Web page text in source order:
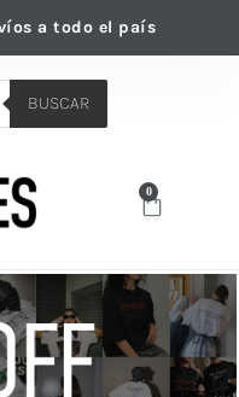
a todo el país
BUSCAR
0
Cart